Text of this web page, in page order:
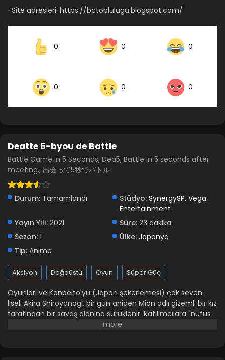
-Site adresleri: https://bctoplulugu.blogspot.com/
0 0 0
0 0 0
Deatte 5-byou de Battle
Battle Game in 5 Seconds, Dea5, Battle in 5 seconds after
meeting., 出会って5秒でバトル
Durum: Tamamlandı Stüdyo: SynergySP, Vega
Entertainment
Yayın Yılı: 2021 Süre: 23 dakika
Sezon: 1 Ülke: Japonya
Tip: Anime
Aksiyon Doğaüstü Oyun Süper Güç
Oyunları ve Konpeito'yu (Japon şekerlemesi) çok seven
liseli Akira Shiroyanagi, bir gün aniden Mion adlı gizemli bir kız
tarafından bir savaş alanına sürüklenir. Katılımcılara "nüfus
kayıtlarının silindiği, bir deneye tabi tutulacakları ve bir takım